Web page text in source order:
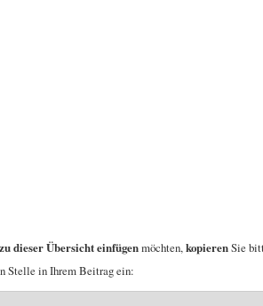
dieser Übersicht einfügenmöchten,kopierenSie
Stelle in Ihrem Beitrag ein: